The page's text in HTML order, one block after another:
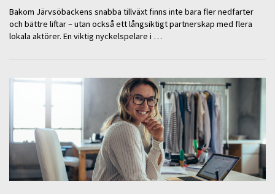
Bakom Järvsöbackens snabba tillväxt finns inte bara fler nedfarter
och bättre liftar – utan också ett långsiktigt partnerskap med flera
lokala aktörer. En viktig nyckelspelare i …